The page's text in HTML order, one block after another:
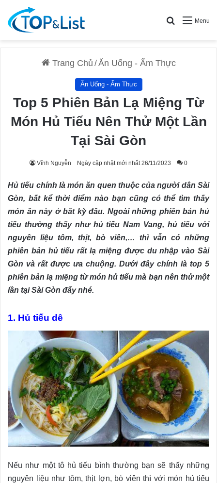
Menu
Search for
Trang Chủ /Ăn Uống - Ẩm Thực
Ăn Uống - Ẩm Thực
Top 5 Phiên Bản Lạ Miệng Từ
Món Hủ Tiếu Nên Thử Một Lần
Tại Sài Gòn
Vĩnh Nguyễn Ngày cập nhật mới nhất 26/11/2023 0
Hủ tiếu chính là món ăn quen thuộc của người dân Sài
Gòn, bất kể thời điểm nào bạn cũng có thể tìm thấy
món ăn này ở bất kỳ đâu. Ngoài những phiên bản hủ
tiếu thường thấy như hủ tiếu Nam Vang, hủ tiếu với
nguyên liệu tôm, thịt, bò viên,… thì vẫn có những
phiên bản hủ tiếu rất lạ miệng được du nhập vào Sài
Gòn và rất được ưa chuộng. Dưới đây chính là top 5
phiên bản lạ miệng từ món hủ tiếu mà bạn nên thử một
lần tại Sài Gòn đấy nhé.
1. Hủ tiếu dê
Nếu như một tô hủ tiếu bình thường bạn sẽ thấy những
nguyên liệu như tôm, thịt lợn, bò viên thì với món hủ tiếu